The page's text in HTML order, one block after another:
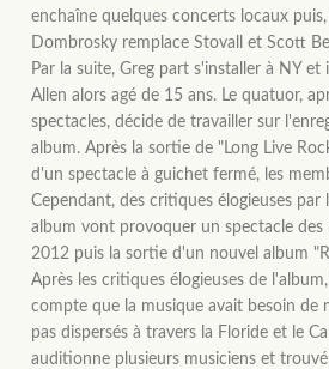
enchaîne quelques concerts locaux
Dombrosky remplace Stovall et Scott
Par la suite, Greg part s'installer à NY et
Allen alors agé de 15 ans. Le quatuor,
spectacles, décide de travailler sur
album. Après la sortie de "Long Live
d'un spectacle à guichet fermé, les
Cependant, des critiques élogieuses par
album vont provoquer un spectacle des
2012 puis la sortie d'un nouvel album
Après les critiques élogieuses de
compte que la musique avait besoin de
pas dispersés à travers la Floride et le
auditionne plusieurs musiciens et